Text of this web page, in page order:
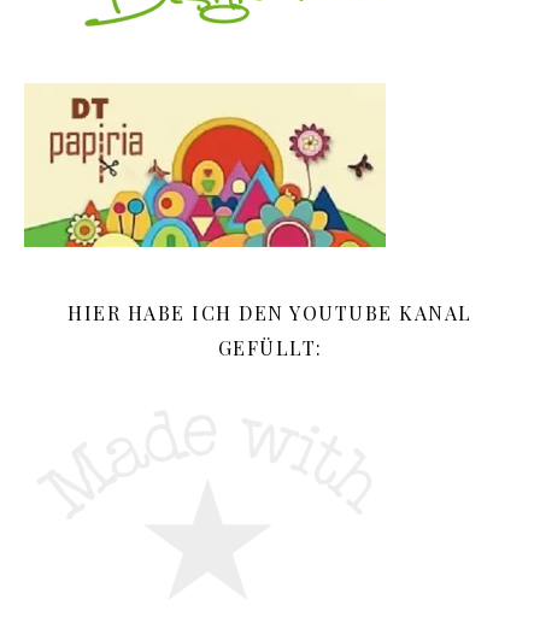
HIER HABE ICH DEN YOUTUBE KANAL
GEFÜLLT: